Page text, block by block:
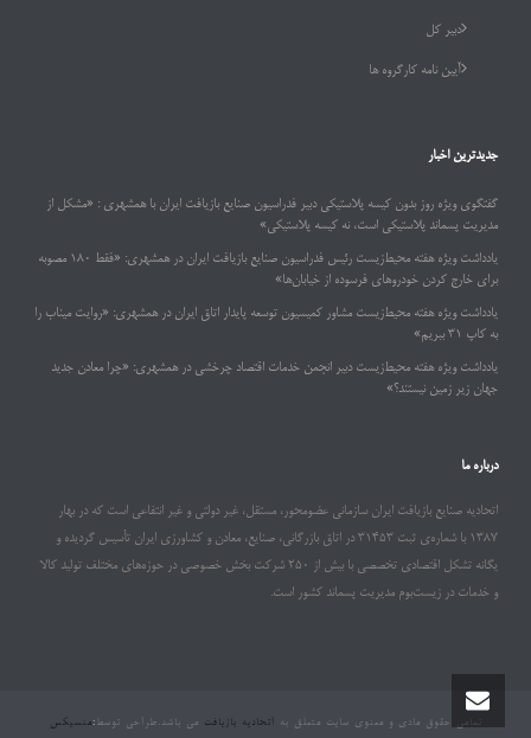
دبیر کل
آیین نامه کارگروه ها
جدیدترین اخبار
گفتگوی ویژه روز بدون کیسه پلاستیکی دبیر فدراسیون صنایع بازیافت ایران با همشهری : «مشکل از
مدیریت پسماند پلاستیکی است، نه کیسه پلاستیکی»
یادداشت ویژه هفته محیط‌زیست رئیس فدراسیون صنایع بازیافت ایران در همشهری: «فقط ۱۸۰ مصوبه
برای خارج کردن خودروهای فرسوده از خیابان‌ها»
یادداشت ویژه هفته محیط‌زیست مشاور کمیسیون توسعه پایدار اتاق ایران در همشهری: «روایت میناب را
به کاپ ۳۱ ببریم»
یادداشت ویژه هفته محیط‌زیست دبیر انجمن خدمات اقتصاد چرخشی در همشهری: «چرا معادن جدید
جهان زیر زمین نیستند؟»
درباره ما
اتحادیه صنایع بازیافت ایران سازمانی عضومحور، مستقل، غیر دولتی و غیر انتفاعی است که در بهار
۱۳۸۷ با شماره‌ی ثبت ۳۱۴۵۳ در اتاق بازرگانی، صنایع، معادن و کشاورزی ایران تأسیس گردیده و
یگانه تشکل اقتصادی تخصصی با بیش از ۲۵۰ شرکت بخش خصوصی در حوزه‌های مختلف تولید کالا
و خدمات در زیست‌بوم مدیریت پسماند کشور است.
تمامی حقوق مادی و معنوی سایت متعلق به اتحادیه بازیافت می باشد.طراحی توسط:منسیکس